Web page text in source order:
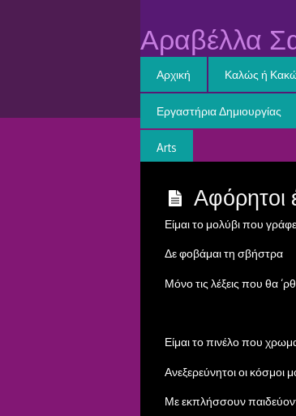
Αραβέλλα
Αρχική Καλώς ή
Εργαστήρια Δημιουργίας
Arts
Αφόρητοι
Είμαι το μολύβι που
Δε φοβάμαι τη σβήστρα
Μόνο τις λέξεις που θα
Είμαι το πινέλο που
Ανεξερεύνητοι οι κόσμοι
Με εκπλήσσουν